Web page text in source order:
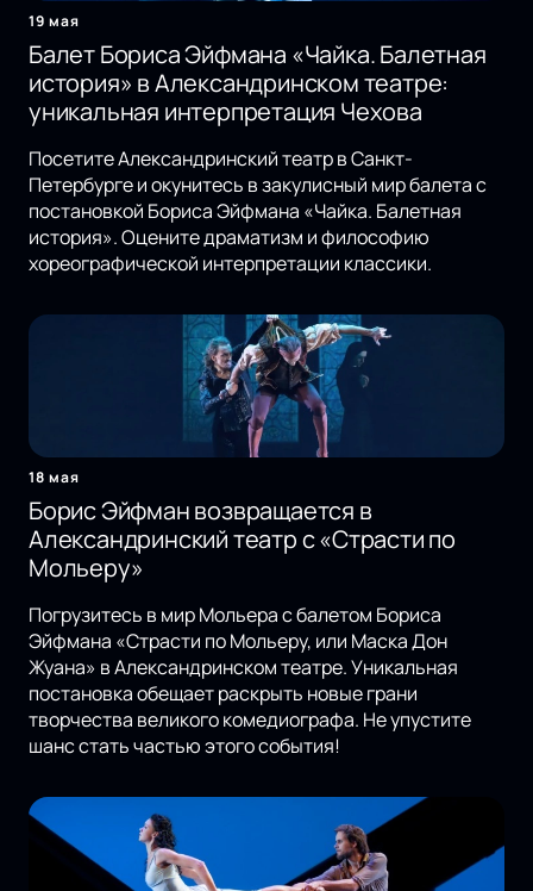
19 мая
Балет Бориса Эйфмана «Чайка. Балетная
история» в Александринском театре:
уникальная интерпретация Чехова
Посетите Александринский театр в Санкт-
Петербурге и окунитесь в закулисный мир балета с
постановкой Бориса Эйфмана «Чайка. Балетная
история». Оцените драматизм и философию
хореографической интерпретации классики.
18 мая
Борис Эйфман возвращается в
Александринский театр с «Страсти по
Мольеру»
Погрузитесь в мир Мольера с балетом Бориса
Эйфмана «Страсти по Мольеру, или Маска Дон
Жуана» в Александринском театре. Уникальная
постановка обещает раскрыть новые грани
творчества великого комедиографа. Не упустите
шанс стать частью этого события!